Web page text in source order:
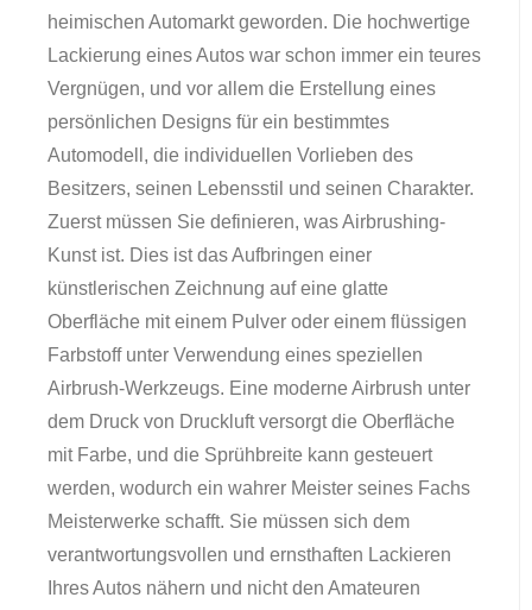
heimischen Automarkt geworden. Die hochwertige
Lackierung eines Autos war schon immer ein teures
Vergnügen, und vor allem die Erstellung eines
persönlichen Designs für ein bestimmtes
Automodell, die individuellen Vorlieben des
Besitzers, seinen Lebensstil und seinen Charakter.
Zuerst müssen Sie definieren, was Airbrushing-
Kunst ist. Dies ist das Aufbringen einer
künstlerischen Zeichnung auf eine glatte
Oberfläche mit einem Pulver oder einem flüssigen
Farbstoff unter Verwendung eines speziellen
Airbrush-Werkzeugs. Eine moderne Airbrush unter
dem Druck von Druckluft versorgt die Oberfläche
mit Farbe, und die Sprühbreite kann gesteuert
werden, wodurch ein wahrer Meister seines Fachs
Meisterwerke schafft. Sie müssen sich dem
verantwortungsvollen und ernsthaften Lackieren
Ihres Autos nähern und nicht den Amateuren